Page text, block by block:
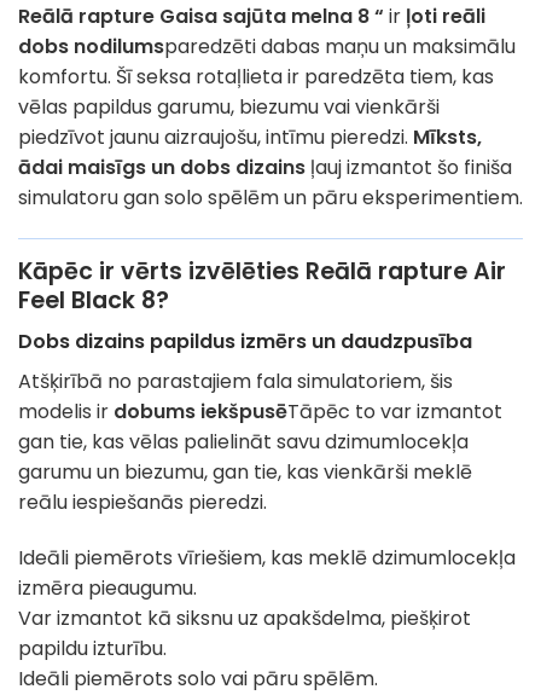
Reālā rapture Gaisa sajūta melna 8 “ ir ļoti reāli
dobs nodilumsparedzēti dabas maņu un maksimālu
komfortu. Šī seksa rotaļlieta ir paredzēta tiem, kas
vēlas papildus garumu, biezumu vai vienkārši
piedzīvot jaunu aizraujošu, intīmu pieredzi. Mīksts,
ādai maisīgs un dobs dizains ļauj izmantot šo finiša
simulatoru gan solo spēlēm un pāru eksperimentiem.
Kāpēc ir vērts izvēlēties Reālā rapture Air
Feel Black 8?
Dobs dizains papildus izmērs un daudzpusība
Atšķirībā no parastajiem fala simulatoriem, šis
modelis ir dobums iekšpusēTāpēc to var izmantot
gan tie, kas vēlas palielināt savu dzimumlocekļa
garumu un biezumu, gan tie, kas vienkārši meklē
reālu iespiešanās pieredzi.
Ideāli piemērots vīriešiem, kas meklē dzimumlocekļa
izmēra pieaugumu.
Var izmantot kā siksnu uz apakšdelma, piešķirot
papildu izturību.
Ideāli piemērots solo vai pāru spēlēm.